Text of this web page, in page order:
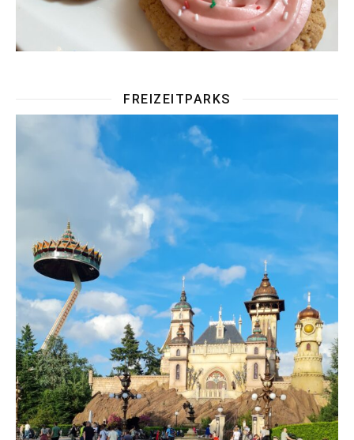
FREIZEITPARKS